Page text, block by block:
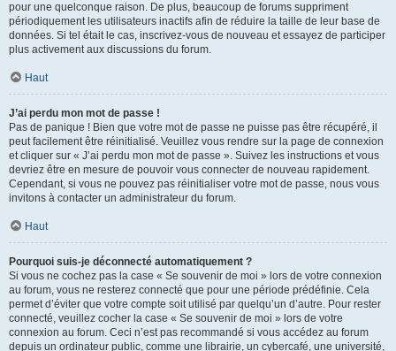
pour une quelconque raison. De plus, beaucoup de forums suppriment
périodiquement les utilisateurs inactifs afin de réduire la taille de leur base de
données. Si tel était le cas, inscrivez-vous de nouveau et essayez de participer
plus activement aux discussions du forum.
Haut
J’ai perdu mon mot de passe !
Pas de panique ! Bien que votre mot de passe ne puisse pas être récupéré, il
peut facilement être réinitialisé. Veuillez vous rendre sur la page de connexion
et cliquer sur « J’ai perdu mon mot de passe ». Suivez les instructions et vous
devriez être en mesure de pouvoir vous connecter de nouveau rapidement.
Cependant, si vous ne pouvez pas réinitialiser votre mot de passe, nous vous
invitons à contacter un administrateur du forum.
Haut
Pourquoi suis-je déconnecté automatiquement ?
Si vous ne cochez pas la case « Se souvenir de moi » lors de votre connexion
au forum, vous ne resterez connecté que pour une période prédéfinie. Cela
permet d’éviter que votre compte soit utilisé par quelqu’un d’autre. Pour rester
connecté, veuillez cocher la case « Se souvenir de moi » lors de votre
connexion au forum. Ceci n’est pas recommandé si vous accédez au forum
depuis un ordinateur public, comme une librairie, un cybercafé, une université,